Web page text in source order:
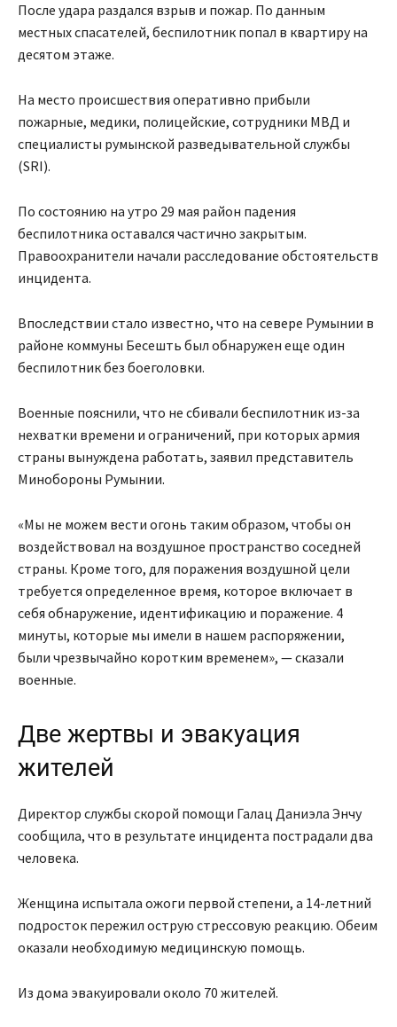
После удара раздался взрыв и пожар. По данным
местных спасателей, беспилотник попал в квартиру на
десятом этаже.
На место происшествия оперативно прибыли
пожарные, медики, полицейские, сотрудники МВД и
специалисты румынской разведывательной службы
(SRI).
По состоянию на утро 29 мая район падения
беспилотника оставался частично закрытым.
Правоохранители начали расследование обстоятельств
инцидента.
Впоследствии стало известно, что на севере Румынии в
районе коммуны Бесешть был обнаружен еще один
беспилотник без боеголовки.
Военные пояснили, что не сбивали беспилотник из-за
нехватки времени и ограничений, при которых армия
страны вынуждена работать, заявил представитель
Минобороны Румынии.
«Мы не можем вести огонь таким образом, чтобы он
воздействовал на воздушное пространство соседней
страны. Кроме того, для поражения воздушной цели
требуется определенное время, которое включает в
себя обнаружение, идентификацию и поражение. 4
минуты, которые мы имели в нашем распоряжении,
были чрезвычайно коротким временем», — сказали
военные.
Две жертвы и эвакуация
жителей
Директор службы скорой помощи Галац Даниэла Энчу
сообщила, что в результате инцидента пострадали два
человека.
Женщина испытала ожоги первой степени, а 14-летний
подросток пережил острую стрессовую реакцию. Обеим
оказали необходимую медицинскую помощь.
Из дома эвакуировали около 70 жителей.